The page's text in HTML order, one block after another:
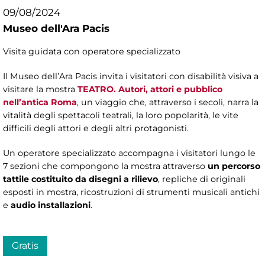
09/08/2024
Museo dell'Ara Pacis
Visita guidata con operatore specializzato
Il Museo dell’Ara Pacis invita i visitatori con disabilità visiva a
visitare la mostra TEATRO. Autori, attori e pubblico
nell’antica Roma, un viaggio che, attraverso i secoli, narra la
vitalità degli spettacoli teatrali, la loro popolarità, le vite
difficili degli attori e degli altri protagonisti.
Un operatore specializzato accompagna i visitatori lungo le
7 sezioni che compongono la mostra attraverso un percorso
tattile costituito da disegni a rilievo, repliche di originali
esposti in mostra, ricostruzioni di strumenti musicali antichi
e audio installazioni.
Gratis